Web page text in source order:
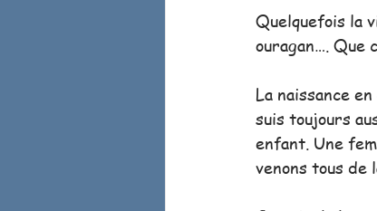
Quelquefois la
ouragan…. Que
La naissance
suis toujours
enfant. Une
venons tous de